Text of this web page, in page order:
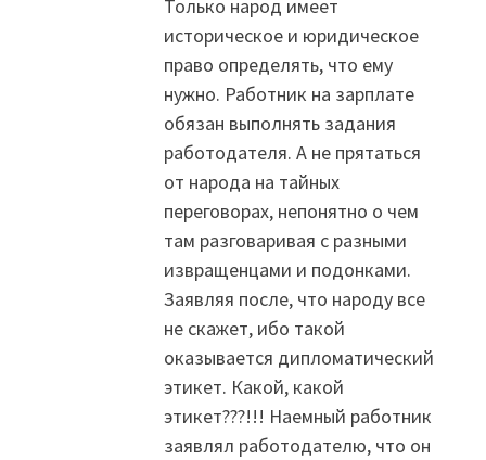
Только народ имеет
историческое и юридическое
право определять, что ему
нужно. Работник на зарплате
обязан выполнять задания
работодателя. А не прятаться
от народа на тайных
переговорах, непонятно о чем
там разговаривая с разными
извращенцами и подонками.
Заявляя после, что народу все
не скажет, ибо такой
оказывается дипломатический
этикет. Какой, какой
этикет???!!! Наемный работник
заявлял работодателю, что он